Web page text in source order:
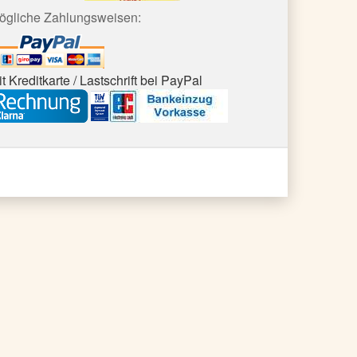
Zahlungsweisen:
Kreditkarte / Lastschrift bei PayPal